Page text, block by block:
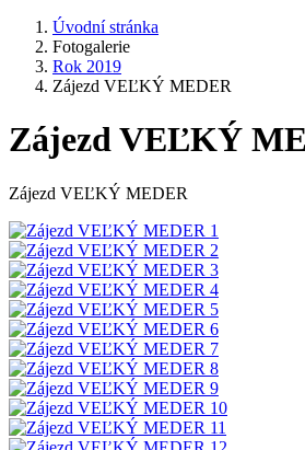
Úvodní stránka
Fotogalerie
Rok 2019
Zájezd VEĽKÝ MEDER
Zájezd VEĽKÝ
Zájezd VEĽKÝ MEDER